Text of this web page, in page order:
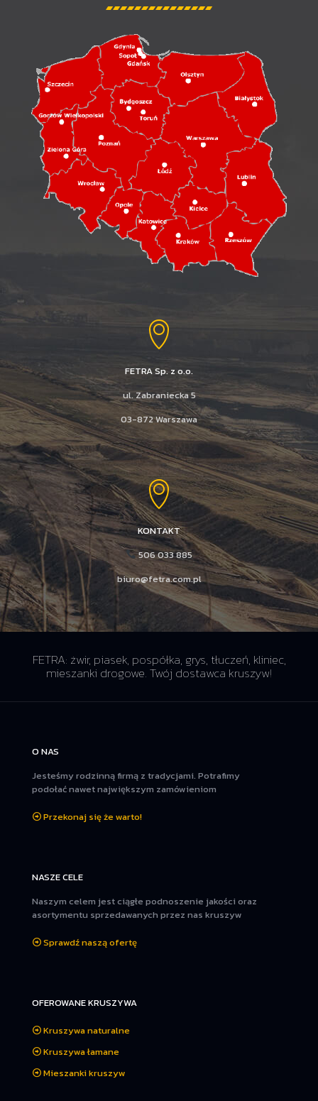
FETRA Sp. z o.o.
ul. Zabraniecka 5
03-872 Warszawa
KONTAKT
506 033 885
biuro@fetra.com.pl
FETRA: żwir, piasek, pospółka, grys, tłuczeń, kliniec,
mieszanki drogowe. Twój dostawca kruszyw!
O NAS
Jesteśmy rodzinną firmą z tradycjami. Potrafimy
podołać nawet największym zamówieniom
Przekonaj się że warto!
NASZE CELE
Naszym celem jest ciągłe podnoszenie jakości oraz
asortymentu sprzedawanych przez nas kruszyw
Sprawdź naszą ofertę
OFEROWANE KRUSZYWA
Kruszywa naturalne
Kruszywa łamane
Mieszanki kruszyw